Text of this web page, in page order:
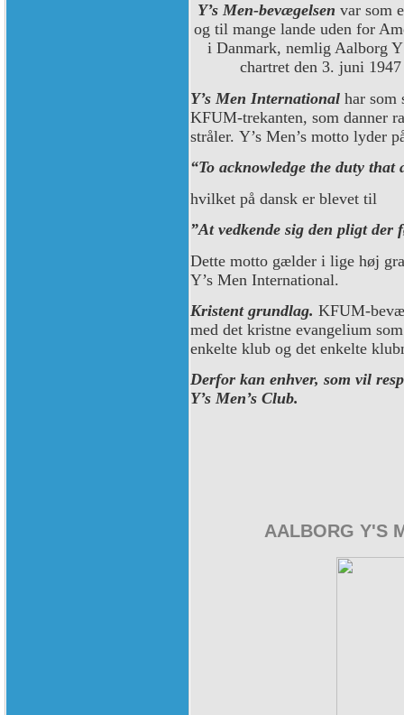
Y’s Men-bevægelsen var som
og til mange lande uden for
i Danmark, nemlig Aalborg
chartret den 3. juni
Y’s Men Internationalhar som
KFUM-trekanten, som danner
stråler. Y’s Men’s motto lyder
“To acknowledge the duty that
hvilket på dansk er blevet til
”At vedkende sig den pligt der
Dette motto gælder i lige høj
Y’s Men International.
Kristent grundlag. KFUM-
med det kristne evangelium
enkelte klub og det enkelte
Derfor kan enhver, som vil
Y’s Men’s Club.
AALBORG Y'S